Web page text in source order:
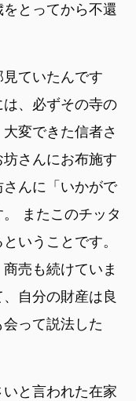
とってから不還
ていたんです
、必ずその寺の
変できた信者さ
さんにお布施す
んに「いかがで
またこのチッタ
いうことです。
売も続けていま
自分の財産は良
って説法した
と言われた在家